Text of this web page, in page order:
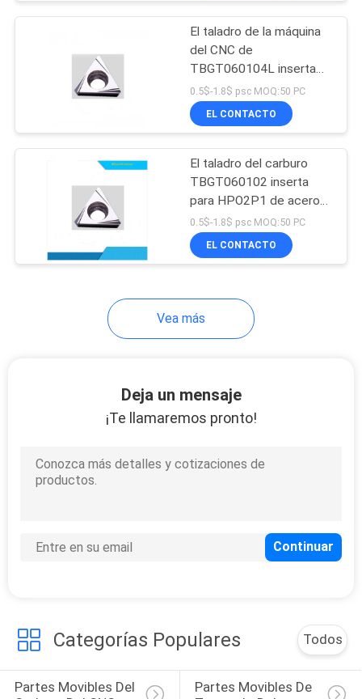
CONTROL
CALIDAD
NOTICIAS
Carburo que rosca
los partes movibles
molino de extremo
De despedida y
acanalando los
partes movibles
moler de cara
27
El taladro de la máquina
del CNC de
TBGT060104L inserta
CCGT TPGH TBGT
WBGT
0.5$-1.8$ psc MOQ:50 PC
EL CONTACTO
El taladro del carburo
TBGT060102 inserta
para HPO2P1 de acero
inoxidable
0.5$-1.8$ psc MOQ:50 PC
EL CONTACTO
Vea más
Deja un mensaje
¡Te llamaremos pronto!
Categorías Populares Todos
Partes Movibles Del
Partes Movibles De